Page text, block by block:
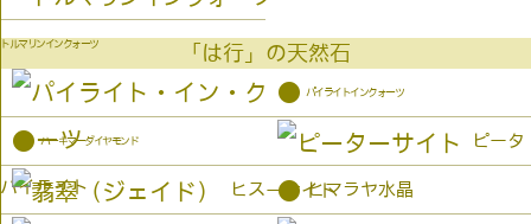
トルマリンインクォーツ 「は行」の天然石
パイライト
● パイライトインクォーツ
● ハーキマーダイヤモンド ピータ
ーサイト
ヒス ● ヒマラヤ水晶